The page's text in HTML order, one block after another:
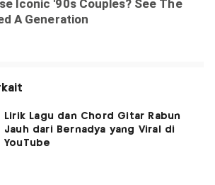
Lirik Lagu dan Chord Gitar Rabun
Jauh dari Bernadya yang Viral di
YouTube